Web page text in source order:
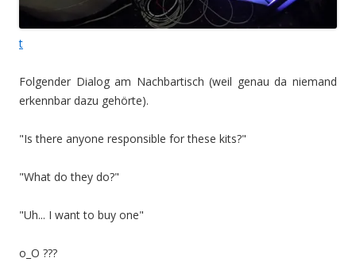
t
Folgender Dialog am Nachbartisch (weil genau da niemand
erkennbar dazu gehörte).
"Is there anyone responsible for these kits?"
"What do they do?"
"Uh... I want to buy one"
o_O ???